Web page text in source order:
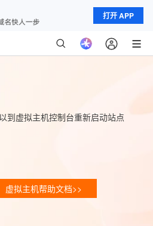
打开 APP
到虚拟主机控制台重新启动站点
虚拟主机帮助文档>>